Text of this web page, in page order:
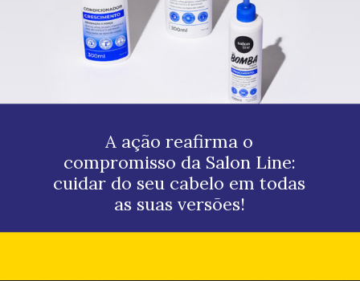
A ação reafirma o
compromisso da Salon Line:
cuidar do seu cabelo em todas
as suas versões!